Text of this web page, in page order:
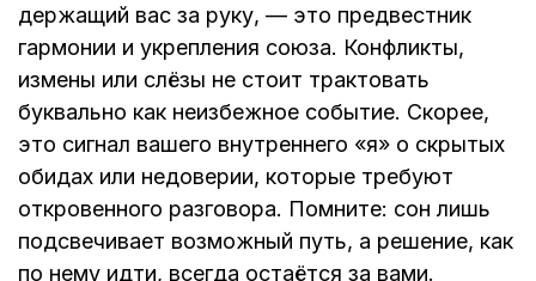
держащий вас за руку, — это предвестник
гармонии и укрепления союза. Конфликты,
измены или слёзы не стоит трактовать
буквально как неизбежное событие. Скорее,
это сигнал вашего внутреннего «я» о скрытых
обидах или недоверии, которые требуют
откровенного разговора. Помните: сон лишь
подсвечивает возможный путь, а решение, как
по нему идти, всегда остаётся за вами.